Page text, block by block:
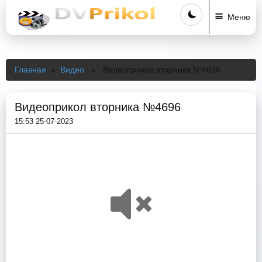
Меню
Главная » Видео » Видеоприкол вторника №4696
Видеоприкол вторника №4696
15:53 25-07-2023